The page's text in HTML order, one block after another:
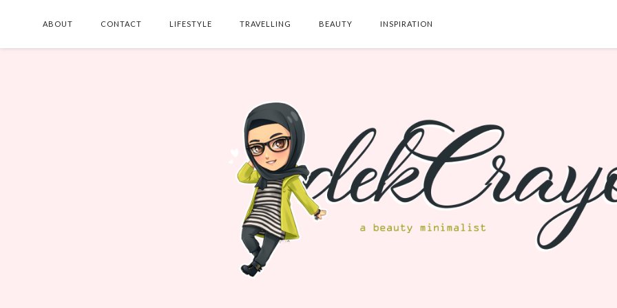
ABOUT CONTACT LIFESTYLE TRAVELLING BEAUTY INSPIRATION
SEARCH THIS BLOG